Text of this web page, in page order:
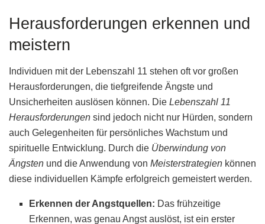
Herausforderungen erkennen und
meistern
Individuen mit der Lebenszahl 11 stehen oft vor großen
Herausforderungen, die tiefgreifende Ängste und
Unsicherheiten auslösen können. Die Lebenszahl 11
Herausforderungen sind jedoch nicht nur Hürden, sondern
auch Gelegenheiten für persönliches Wachstum und
spirituelle Entwicklung. Durch die Überwindung von
Ängsten und die Anwendung von Meisterstrategien können
diese individuellen Kämpfe erfolgreich gemeistert werden.
Erkennen der Angstquellen: Das frühzeitige
Erkennen, was genau Angst auslöst, ist ein erster